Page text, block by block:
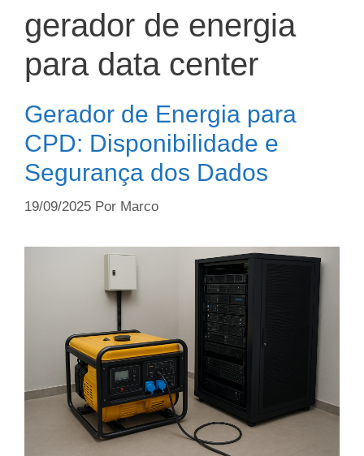
gerador de energia
para data center
Gerador de Energia para
CPD: Disponibilidade e
Segurança dos Dados
19/09/2025 Por Marco